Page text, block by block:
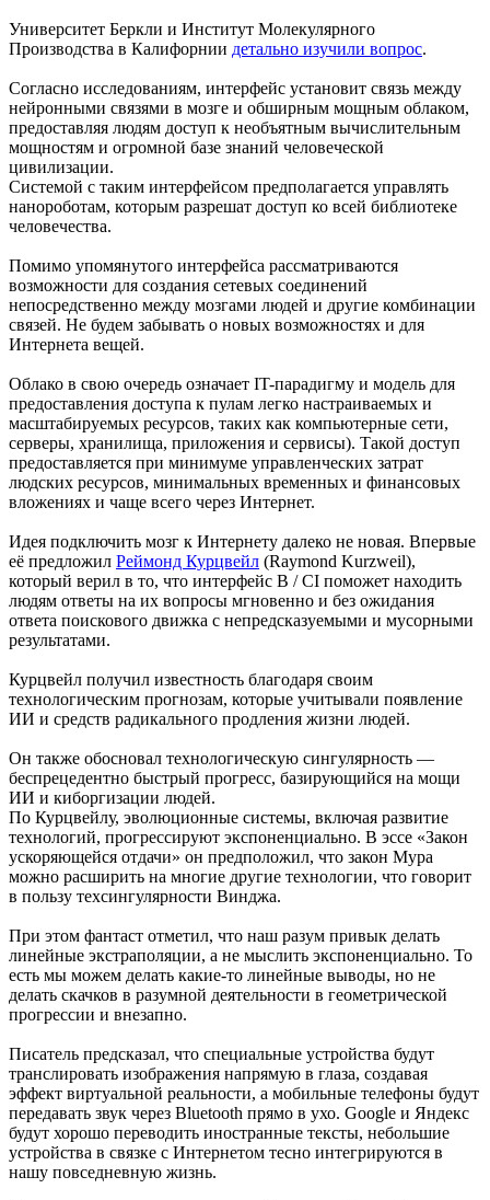
Университет Беркли и Институт Молекулярного
Производства в Калифорнии детально изучили вопрос.
Согласно исследованиям, интерфейс установит связь между
нейронными связями в мозге и обширным мощным облаком,
предоставляя людям доступ к необъятным вычислительным
мощностям и огромной базе знаний человеческой
цивилизации.
Системой с таким интерфейсом предполагается управлять
нанороботам, которым разрешат доступ ко всей библиотеке
человечества.
Помимо упомянутого интерфейса рассматриваются
возможности для создания сетевых соединений
непосредственно между мозгами людей и другие комбинации
связей. Не будем забывать о новых возможностях и для
Интернета вещей.
Облако в свою очередь означает IT-парадигму и модель для
предоставления доступа к пулам легко настраиваемых и
масштабируемых ресурсов, таких как компьютерные сети,
серверы, хранилища, приложения и сервисы). Такой доступ
предоставляется при минимуме управленческих затрат
людских ресурсов, минимальных временных и финансовых
вложениях и чаще всего через Интернет.
Идея подключить мозг к Интернету далеко не новая. Впервые
её предложил Реймонд Курцвейл (Raymond Kurzweil),
который верил в то, что интерфейс B / CI поможет находить
людям ответы на их вопросы мгновенно и без ожидания
ответа поискового движка с непредсказуемыми и мусорными
результатами.
Курцвейл получил известность благодаря своим
технологическим прогнозам, которые учитывали появление
ИИ и средств радикального продления жизни людей.
Он также обосновал технологическую сингулярность —
беспрецедентно быстрый прогресс, базирующийся на мощи
ИИ и киборгизации людей.
По Курцвейлу, эволюционные системы, включая развитие
технологий, прогрессируют экспоненциально. В эссе «Закон
ускоряющейся отдачи» он предположил, что закон Мура
можно расширить на многие другие технологии, что говорит
в пользу техсингулярности Винджа.
При этом фантаст отметил, что наш разум привык делать
линейные экстраполяции, а не мыслить экспоненциально. То
есть мы можем делать какие-то линейные выводы, но не
делать скачков в разумной деятельности в геометрической
прогрессии и внезапно.
Писатель предсказал, что специальные устройства будут
транслировать изображения напрямую в глаза, создавая
эффект виртуальной реальности, а мобильные телефоны будут
передавать звук через Bluetooth прямо в ухо. Google и Яндекс
будут хорошо переводить иностранные тексты, небольшие
устройства в связке с Интернетом тесно интегрируются в
нашу повседневную жизнь.